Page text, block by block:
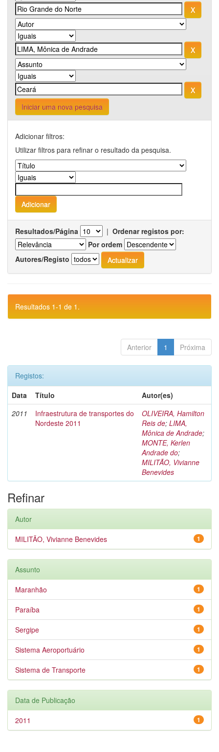
Iniciar uma nova pesquisa
Adicionar filtros:
Utilizar filtros para refinar o resultado da pesquisa.
Resultados/Página | Ordenar registos por:
Por ordem
Autores/Registo
Resultados 1-1 de 1.
Anterior 1 Próxima
Registos:
Data
Título
Autor(es)
2011
Infraestrutura de transportes do
Nordeste 2011
OLIVEIRA, Hamilton
Reis de; LIMA,
Mônica de Andrade;
MONTE, Kerlen
Andrade do;
MILITÃO, Vivianne
Benevides
Refinar
Autor
1
MILITÃO, Vivianne Benevides
Assunto
1
Maranhão
1
Paraíba
1
Sergipe
1
Sistema Aeroportuário
1
Sistema de Transporte
Data de Publicação
1
2011